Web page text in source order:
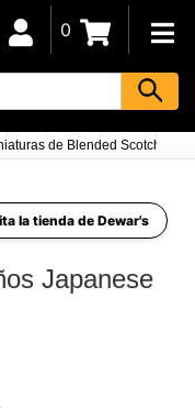
de Blended Scotch
0
la tienda de Dewar's
Japanese